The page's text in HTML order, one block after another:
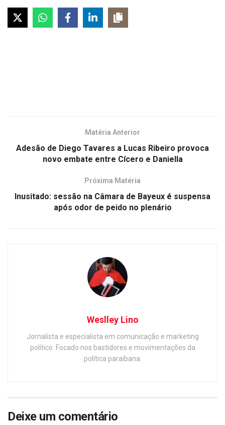
Matéria Anterior
Adesão de Diego Tavares a Lucas Ribeiro provoca
novo embate entre Cícero e Daniella
Próxima Matéria
Inusitado: sessão na Câmara de Bayeux é suspensa
após odor de peido no plenário
Weslley Lino
Jornalista e especialista em comunicação e marketing
político. Focado nos bastidores e movimentações da
política paraibana.
Deixe um comentário